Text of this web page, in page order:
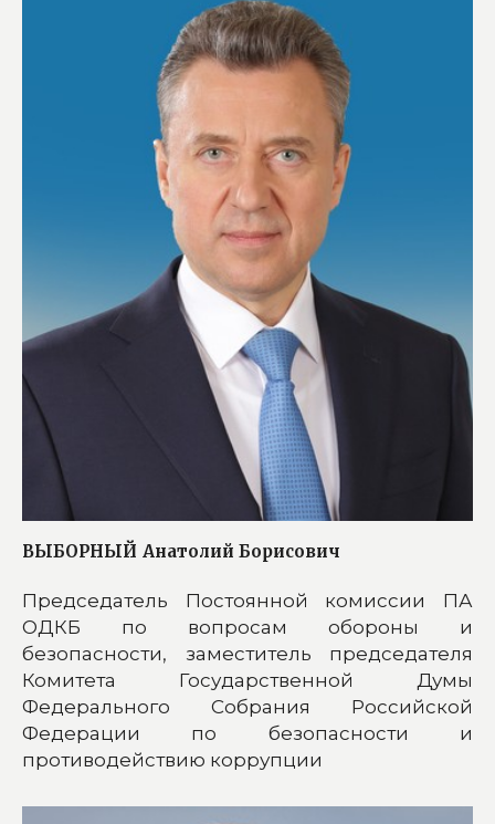
ВЫБОРНЫЙ Анатолий Борисович
Председатель Постоянной комиссии ПА
ОДКБ по вопросам обороны и
безопасности, заместитель председателя
Комитета Государственной Думы
Федерального Собрания Российской
Федерации по безопасности и
противодействию коррупции